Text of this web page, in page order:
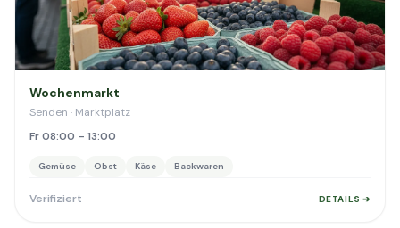
Wochenmarkt
Senden · Marktplatz
Fr 08:00 – 13:00
Gemüse Obst Käse Backwaren
Verifiziert DETAILS ➔